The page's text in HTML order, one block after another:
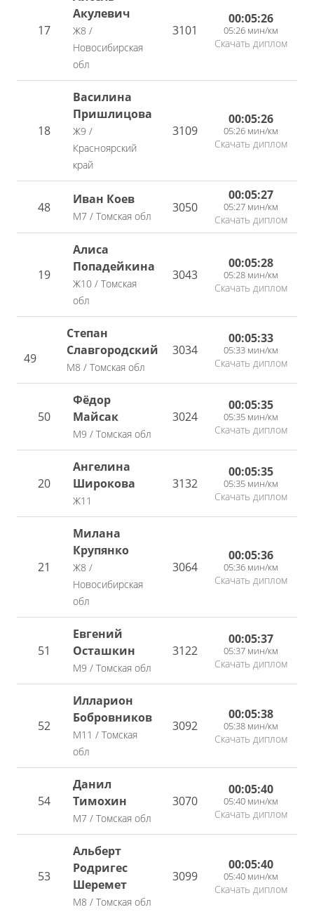
17
Акулевич
Ж8 /
Новосибирская
обл
3101
00:05:26
05:26 мин/км
Скачать диплом
18
Василина
Пришлицова
Ж9 /
Красноярский
край
3109
00:05:26
05:26 мин/км
Скачать диплом
48
Иван Коев
М7 / Томская обл
3050
00:05:27
05:27 мин/км
Скачать диплом
19
Алиса
Попадейкина
Ж10 / Томская
обл
3043
00:05:28
05:28 мин/км
Скачать диплом
49
Степан
Славгородский
М8 / Томская обл
3034
00:05:33
05:33 мин/км
Скачать диплом
50
Фёдор
Майсак
М9 / Томская обл
3024
00:05:35
05:35 мин/км
Скачать диплом
20
Ангелина
Широкова
Ж11
3132
00:05:35
05:35 мин/км
Скачать диплом
21
Милана
Крупянко
Ж8 /
Новосибирская
обл
3064
00:05:36
05:36 мин/км
Скачать диплом
51
Евгений
Осташкин
М9 / Томская обл
3122
00:05:37
05:37 мин/км
Скачать диплом
52
Илларион
Бобровников
М11 / Томская
обл
3092
00:05:38
05:38 мин/км
Скачать диплом
54
Данил
Тимохин
М7 / Томская обл
3070
00:05:40
05:40 мин/км
Скачать диплом
53
Альберт
Родригес
Шеремет
М8 / Томская обл
3099
00:05:40
05:40 мин/км
Скачать диплом